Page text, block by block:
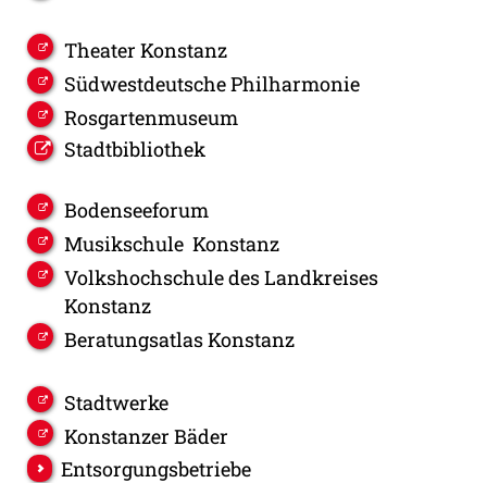
Theater Konstanz
Südwestdeutsche Philharmonie
Rosgartenmuseum
Stadtbibliothek
Bodenseeforum
Musikschule Konstanz
Volkshochschule des Landkreises
Konstanz
Beratungsatlas Konstanz
Stadtwerke
Konstanzer Bäder
Entsorgungsbetriebe